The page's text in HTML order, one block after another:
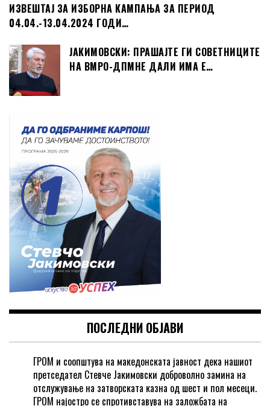
ИЗВЕШТАЈ ЗА ИЗБОРНА КАМПАЊА ЗА ПЕРИОД
04.04.-13.04.2024 ГОДИ…
ЈАКИМОВСКИ: ПРАШАЈТЕ ГИ СОВЕТНИЦИТЕ
НА ВМРО-ДПМНЕ ДАЛИ ИМА Е…
ПОСЛЕДНИ ОБЈАВИ
ГРОМ и соопштува на македонската јавност дека нашиот
претседател Стевче Јакимовски доброволно замина на
отслужување на затворската казна од шест и пол месеци.
ГРОМ најостро се спротивставува на заложбата на